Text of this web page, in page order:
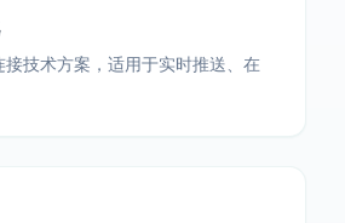
技术方案，适用于实时推送、在